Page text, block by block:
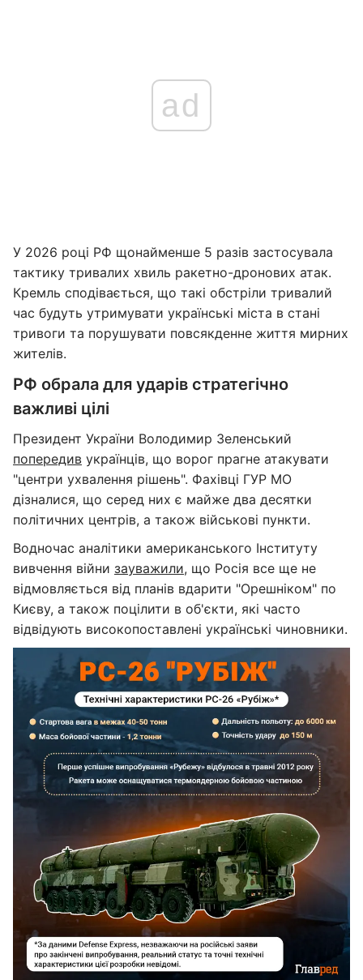
ad
У 2026 році РФ щонайменше 5 разів застосувала
тактику тривалих хвиль ракетно-дронових атак.
Кремль сподівається, що такі обстріли тривалий
час будуть утримувати українські міста в стані
тривоги та порушувати повсякденне життя мирних
жителів.
РФ обрала для ударів стратегічно
важливі цілі
Президент України Володимир Зеленський
попередив українців, що ворог прагне атакувати
"центри ухвалення рішень". Фахівці ГУР МО
дізналися, що серед них є майже два десятки
політичних центрів, а також військові пункти.
Водночас аналітики американського Інституту
вивчення війни зауважили, що Росія все ще не
відмовляється від планів вдарити "Орешніком" по
Києву, а також поцілити в об'єкти, які часто
відвідують високопоставлені українські чиновники.